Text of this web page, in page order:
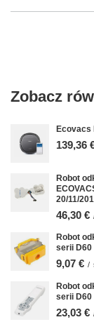
Zobacz
Ecovacs
139,36
Robot
20/11/
46,30 €
Robot
serii D60
9,07 € /
Robot
serii D60
23,03 €